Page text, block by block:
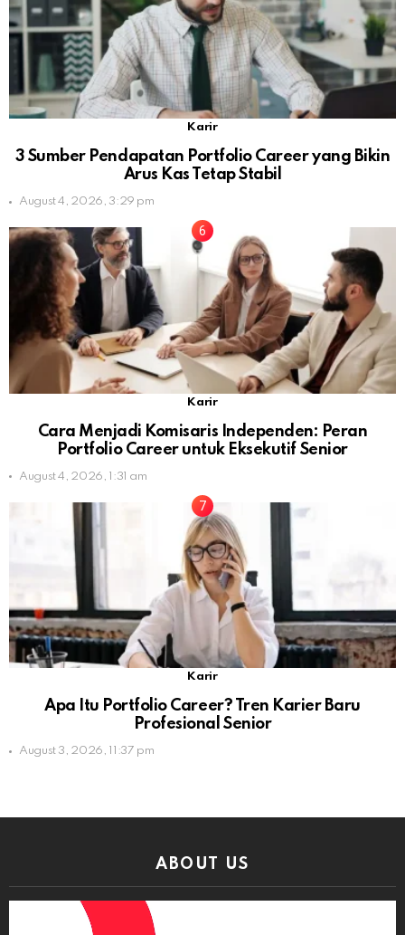
Karir
3 Sumber Pendapatan Portfolio Career yang Bikin
Arus Kas Tetap Stabil
August 4, 2026, 3:29 pm
Karir
Cara Menjadi Komisaris Independen: Peran
Portfolio Career untuk Eksekutif Senior
August 4, 2026, 1:31 am
Karir
Apa Itu Portfolio Career? Tren Karier Baru
Profesional Senior
August 3, 2026, 11:37 pm
ABOUT US